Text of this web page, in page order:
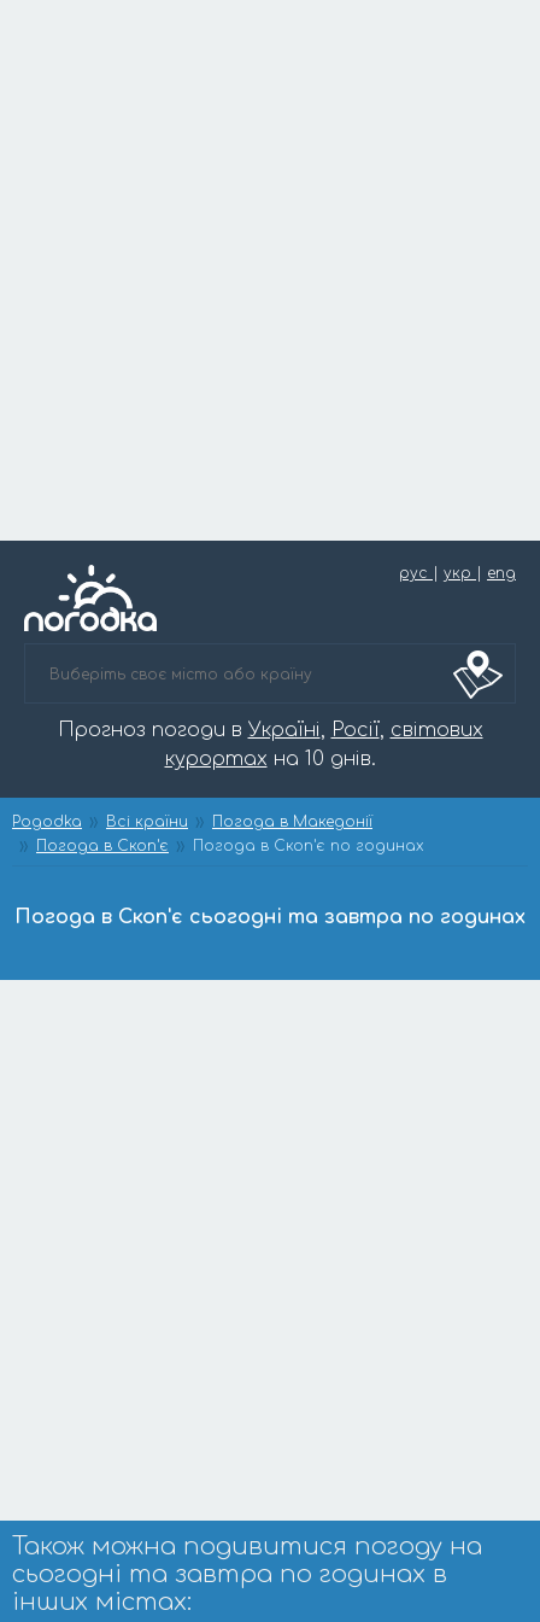
рус укр eng
Прогноз погоди в Україні, Росії, світових
курортах на 10 днів.
Pogodka Всі країни
Погода в Македонії
Погода в Скоп'є
Погода в Скоп'є по годинах
Погода в Скоп'є сьогодні та завтра по годинах
Також можна подивитися погоду на
сьогодні та завтра по годинах в
інших містах: